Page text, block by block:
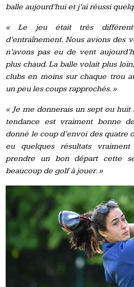
balle aujourd’hui et j’ai réussi
« Le jeu était très
d’entraînement. Nous avions des
n’avons pas eu de vent
plus chaud. La balle volait plus
clubs en moins sur chaque trou
un peu les coups rapprochés. »
« Je me donnerais un sept ou huit
tendance est vraiment bonne
donné le coup d’envoi des quatre
eu quelques résultats
prendre un bon départ cette
beaucoup de golf à jouer. »